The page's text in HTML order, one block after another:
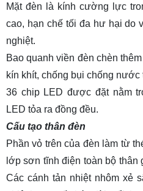
Mặt đèn là kính cường lực
cao, hạn chế tối đa hư hại do
nghiệt.
Bao quanh viền đèn chèn
kín khít, chống bụi chống nước
36 chip LED được đặt nằm
LED tỏa ra đồng đều.
Cấu tạo thân đèn
Phần vỏ trên của đèn làm từ
lớp sơn tĩnh điện toàn bộ thân
Các cánh tản nhiệt nhôm xẻ